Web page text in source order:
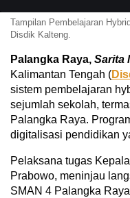
Tampilan Pembelajaran
Disdik Kalteng.
Palangka Raya, Sarita
Kalimantan Tengah (
sistem pembelajaran
sejumlah sekolah,
Palangka Raya.
digitalisasi pendidikan
Pelaksana tugas
Prabowo, meninjau
SMAN 4 Palangka